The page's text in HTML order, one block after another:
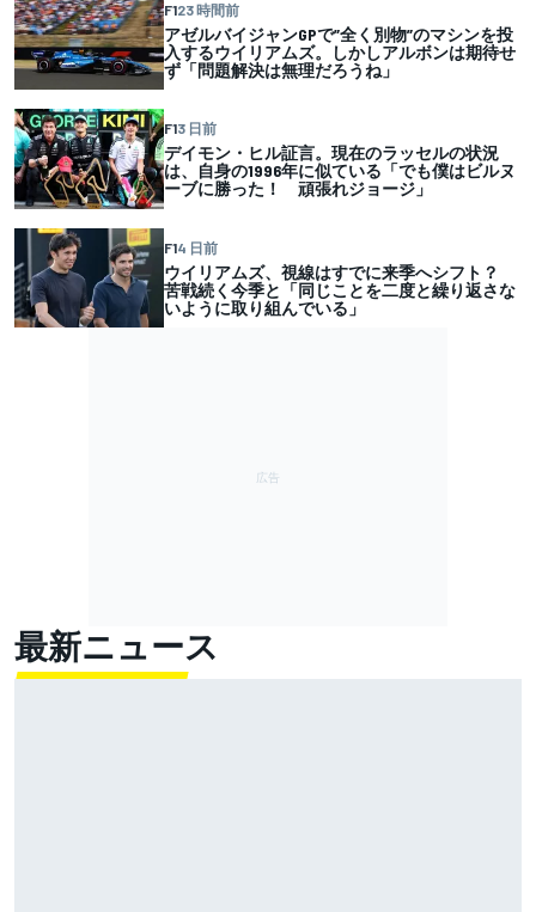
F123 時間前
アゼルバイジャンGPで”全く別物”のマシンを投
入するウイリアムズ。しかしアルボンは期待せ
ず「問題解決は無理だろうね」
F13 日前
デイモン・ヒル証言。現在のラッセルの状況
は、自身の1996年に似ている「でも僕はビルヌ
ーブに勝った！ 頑張れジョージ」
F14 日前
ウイリアムズ、視線はすでに来季へシフト？
苦戦続く今季と「同じことを二度と繰り返さな
いように取り組んでいる」
最新ニュース